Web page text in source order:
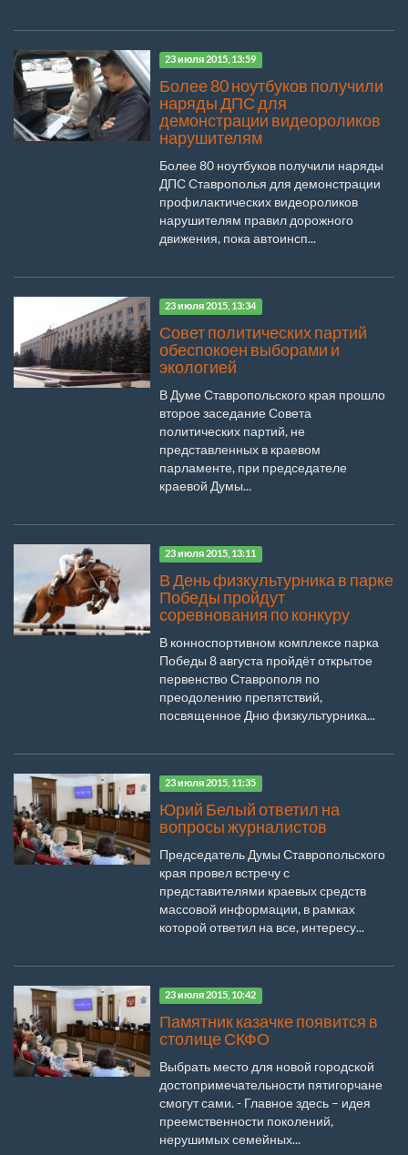
23 июля 2015, 13:59
Более 80 ноутбуков получили
наряды ДПС для
демонстрации видеороликов
нарушителям
Более 80 ноутбуков получили наряды
ДПС Ставрополья для демонстрации
профилактических видеороликов
нарушителям правил дорожного
движения, пока автоинсп...
23 июля 2015, 13:34
Совет политических партий
обеспокоен выборами и
экологией
В Думе Ставропольского края прошло
второе заседание Совета
политических партий, не
представленных в краевом
парламенте, при председателе
краевой Думы...
23 июля 2015, 13:11
В День физкультурника в парке
Победы пройдут
соревнования по конкуру
В конноспортивном комплексе парка
Победы 8 августа пройдёт открытое
первенство Ставрополя по
преодолению препятствий,
посвященное Дню физкультурника...
23 июля 2015, 11:35
Юрий Белый ответил на
вопросы журналистов
Председатель Думы Ставропольского
края провел встречу с
представителями краевых средств
массовой информации, в рамках
которой ответил на все, интересу...
23 июля 2015, 10:42
Памятник казачке появится в
столице СКФО
Выбрать место для новой городской
достопримечательности пятигорчане
смогут сами. - Главное здесь – идея
преемственности поколений,
нерушимых семейных...